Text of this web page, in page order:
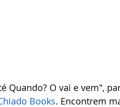
Quando? O vai e vem",
Books. Encontrem